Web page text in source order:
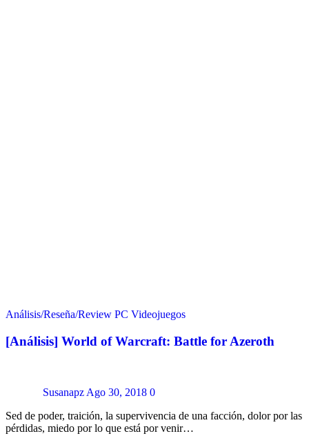
Análisis/Reseña/Review PC Videojuegos
[Análisis] World of Warcraft: Battle for Azeroth
SusanapzAgo 30, 2018 0
Sed de poder, traición, la supervivencia de una facción, dolor por las
pérdidas, miedo por lo que está por venir…